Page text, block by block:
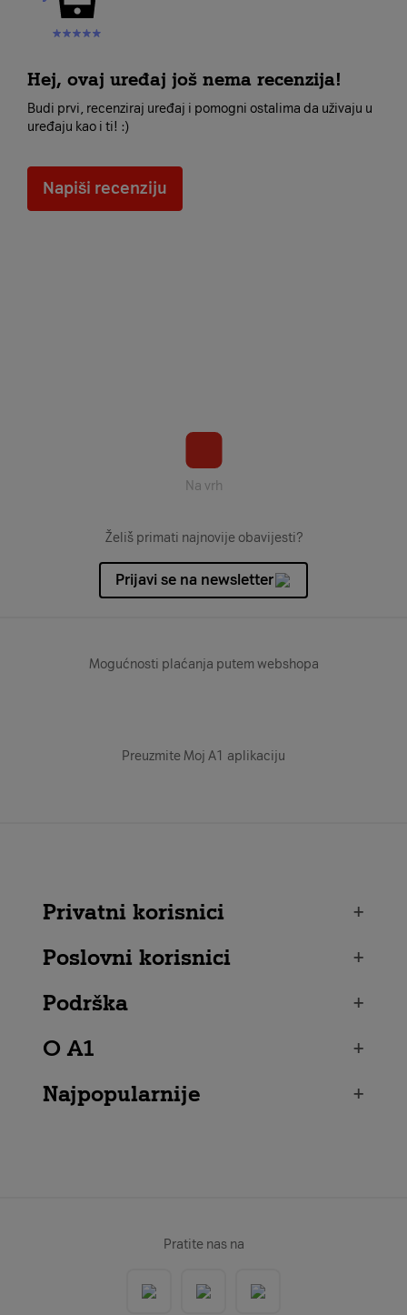
Hej, ovaj uređaj još nema recenzija!
Budi prvi, recenziraj uređaj i pomogni ostalima da uživaju u
uređaju kao i ti! :)
Napiši recenziju
Na vrh
Želiš primati najnovije obavijesti?
Prijavi se na newsletter
Mogućnosti plaćanja putem webshopa
Preuzmite Moj A1 aplikaciju
Privatni korisnici
+
Poslovni korisnici
+
Podrška
+
O A1
+
Najpopularnije
+
Pratite nas na